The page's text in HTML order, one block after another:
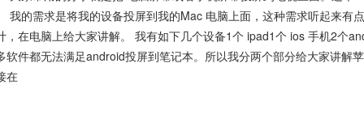
需求是将我的设备投屏到我的Mac 电脑上面，这种需求听起来有
，在电脑上给大家讲解。 我有如下几个设备1个 ipad1个 ios 手机2
软件都无法满足android投屏到笔记本。所以我分两个部分给大家
在